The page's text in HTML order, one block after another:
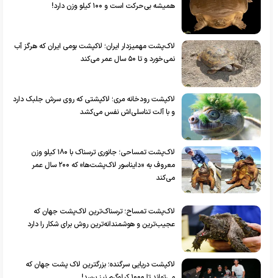
همیشه بی‌حرکت است و ۱۰۰ کیلو وزن دارد!
لاک‌پشت مهمیزدار ایران؛ لاکپشت بومی ایران که هرگز آب
نمی‌خورد و تا ۵۰ سال عمر می‌کند
لاکپشت رودخانه مری؛ لاکپشتی که روی سرش جلبک دارد
و با آلت تناسلی‌اش نفس می‌کشد
لاک‌پشت تمساحی؛ جانوری ترسناک با ۱۸۰ کیلو وزن
معروف به «دایناسور لاک‌پشت‌ها» که ۲۰۰ سال عمر
می‌کند
لاک‌پشت تمساح؛ ترسناک‌ترین لاک‌پشت جهان که
عجیب‌ترین و هوشمندانه‌ترین روش‌ برای شکار را دارد
لاکپشت دریایی سرگنده؛ بزرگترین لاک پشت جهان که